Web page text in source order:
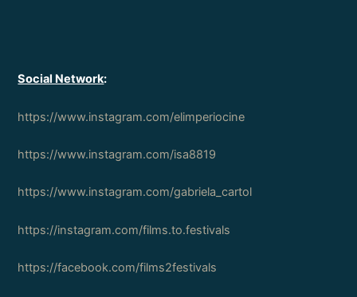
Social Network:
https://www.instagram.com/elimperiocine
https://www.instagram.com/isa8819
https://www.instagram.com/gabriela_cartol
https://instagram.com/films.to.festivals
https://facebook.com/films2festivals